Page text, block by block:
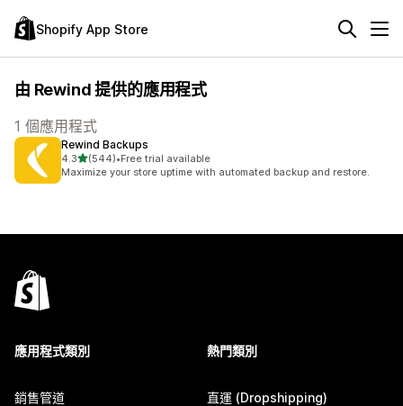
Shopify App Store
由 Rewind 提供的應用程式
1 個應用程式
Rewind Backups
4.3滿分 5 顆星
(544)
共有 544 則評價
•Free trial available
Maximize your store uptime with automated backup and restore.
應用程式類別
銷售管道
熱門類別
直運 (Dropshipping)